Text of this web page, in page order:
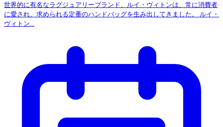
世界的に有名なラグジュアリーブランド、ルイ・ヴィトンは、常に消費者
に愛され、求められる定番のハンドバッグを生み出してきました。 ルイ・
ヴィトン...